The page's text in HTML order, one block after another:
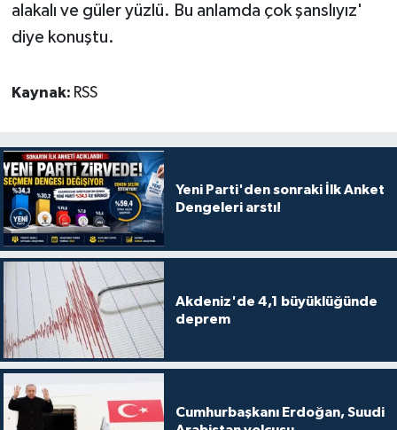
alakalı ve güler yüzlü. Bu anlamda çok şanslıyız'
diye konuştu.
Kaynak: RSS
Yeni Parti'den sonraki İlk Anket
Dengeleri arstı!
Akdeniz'de 4,1 büyüklüğünde
deprem
Cumhurbaşkanı Erdoğan, Suudi